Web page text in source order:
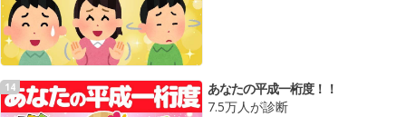
14
あなたの平成一桁度！！
7.5万人が診断